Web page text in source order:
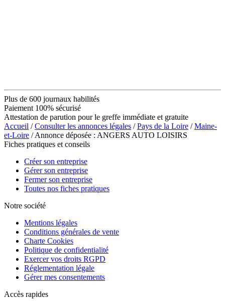
Plus de 600 journaux habilités
Paiement 100% sécurisé
Attestation de parution pour le greffe immédiate et gratuite
Accueil /Consulter les annonces légales /Pays de la Loire /Maine-
et-Loire / Annonce déposée : ANGERS AUTO LOISIRS
Fiches pratiques et conseils
Créer son entreprise
Gérer son entreprise
Fermer son entreprise
Toutes nos fiches pratiques
Notre société
Mentions légales
Conditions générales de vente
Charte Cookies
Politique de confidentialité
Exercer vos droits RGPD
Réglementation légale
Gérer mes consentements
Accès rapides